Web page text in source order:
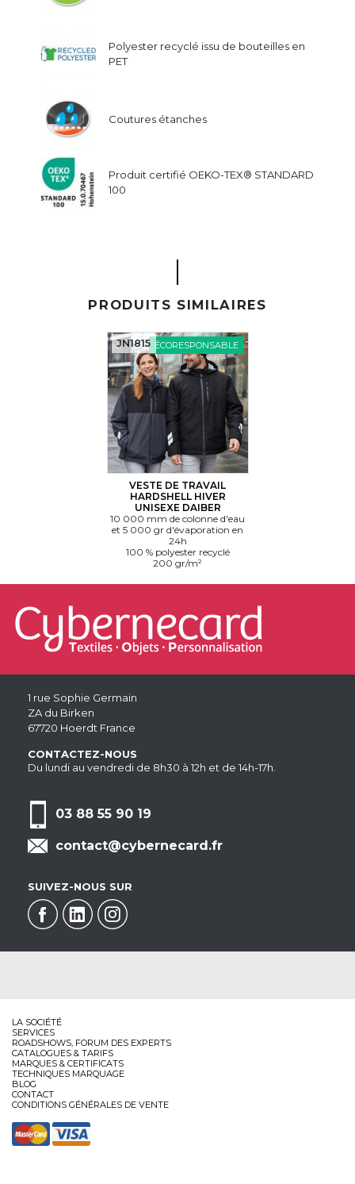
Polyester recyclé issu de bouteilles en
PET
Coutures étanches
Produit certifié OEKO-TEX® STANDARD
100
PRODUITS SIMILAIRES
ÉCORESPONSABLE
VESTE DE TRAVAIL
HARDSHELL HIVER
UNISEXE DAIBER
10 000 mm de colonne d'eau
et 5 000 gr d'évaporation en
24h
100 % polyester recyclé
200 gr/m²
JN1815
1 rue Sophie Germain
ZA du Birken
67720 Hoerdt France
CONTACTEZ-NOUS
Du lundi au vendredi de 8h30 à 12h et de 14h-17h.
03 88 55 90 19
contact@cybernecard.fr
SUIVEZ-NOUS SUR
LA SOCIÉTÉ
SERVICES
ROADSHOWS, FORUM DES EXPERTS
CATALOGUES & TARIFS
MARQUES & CERTIFICATS
TECHNIQUES MARQUAGE
BLOG
CONTACT
CONDITIONS GÉNÉRALES DE VENTE